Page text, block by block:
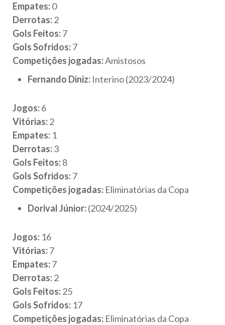
Empates:0
Derrotas:2
Gols Feitos:7
Gols Sofridos:7
Competições jogadas:Amistosos
Fernando Diniz: Interino (2023/2024)
Jogos:6
Vitórias:2
Empates: 1
Derrotas:3
Gols Feitos:8
Gols Sofridos:7
Competições jogadas: Eliminatórias da Copa
Dorival Júnior:(2024/2025)
Jogos: 16
Vitórias:7
Empates:7
Derrotas:2
Gols Feitos:25
Gols Sofridos: 17
Competições jogadas: Eliminatórias da Copa